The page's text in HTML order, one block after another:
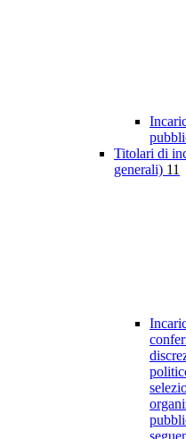
Titolari di
generali) 11